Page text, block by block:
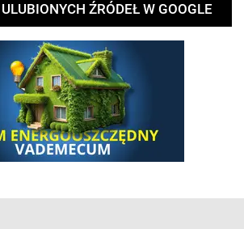
ŹRÓDEŁ W GOOGLE